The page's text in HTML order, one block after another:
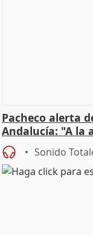
Pacheco alerta
Andalucía: "A la
Sonido